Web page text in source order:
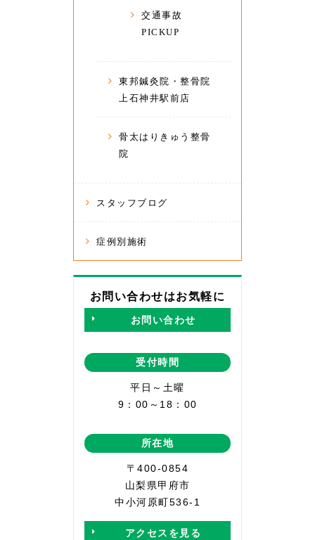
交通事故
PICKUP
東邦鍼灸院・整骨院
上石神井駅前店
骨太はりきゅう整骨
院
スタッフブログ
症例別施術
お問い合わせはお気軽に
お問い合わせ
受付時間
平日～土曜
9：00～18：00
所在地
〒400-0854
山梨県甲府市
中小河原町536-1
アクセスを見る